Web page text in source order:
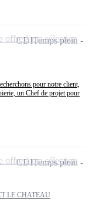
pour notre client,
un Chef de projet pour
CDITemps plein
offre à ma sélection
LE CHATEAU
CDITemps plein
offre à ma sélection